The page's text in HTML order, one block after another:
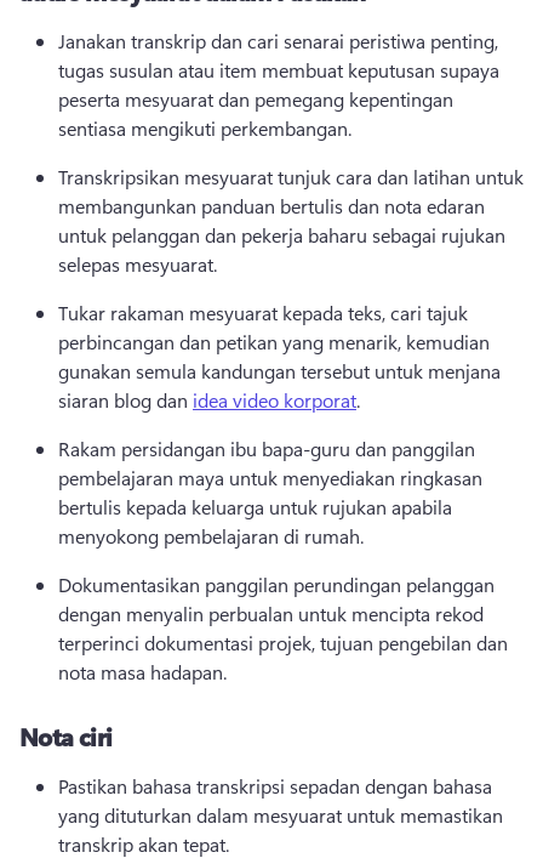
Janakan transkrip dan cari senarai peristiwa penting,
tugas susulan atau item membuat keputusan supaya
peserta mesyuarat dan pemegang kepentingan
sentiasa mengikuti perkembangan.
Transkripsikan mesyuarat tunjuk cara dan latihan untuk
membangunkan panduan bertulis dan nota edaran
untuk pelanggan dan pekerja baharu sebagai rujukan
selepas mesyuarat.
Tukar rakaman mesyuarat kepada teks, cari tajuk
perbincangan dan petikan yang menarik, kemudian
gunakan semula kandungan tersebut untuk menjana
siaran blog dan idea video korporat.
Rakam persidangan ibu bapa-guru dan panggilan
pembelajaran maya untuk menyediakan ringkasan
bertulis kepada keluarga untuk rujukan apabila
menyokong pembelajaran di rumah.
Dokumentasikan panggilan perundingan pelanggan
dengan menyalin perbualan untuk mencipta rekod
terperinci dokumentasi projek, tujuan pengebilan dan
nota masa hadapan.
Nota ciri
Pastikan bahasa transkripsi sepadan dengan bahasa
yang dituturkan dalam mesyuarat untuk memastikan
transkrip akan tepat.